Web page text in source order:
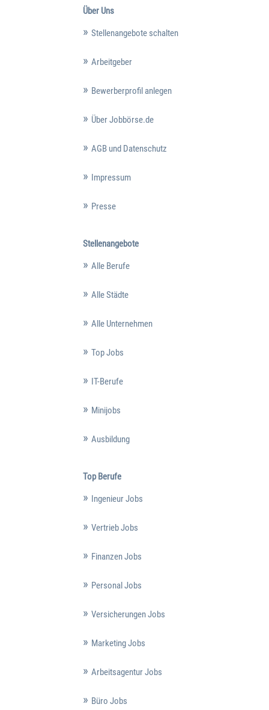
Über Uns
Stellenangebote schalten
Arbeitgeber
Bewerberprofil anlegen
Über Jobbörse.de
AGB und Datenschutz
Impressum
Presse
Stellenangebote
Alle Berufe
Alle Städte
Alle Unternehmen
Top Jobs
IT-Berufe
Minijobs
Ausbildung
Top Berufe
Ingenieur Jobs
Vertrieb Jobs
Finanzen Jobs
Personal Jobs
Versicherungen Jobs
Marketing Jobs
Arbeitsagentur Jobs
Büro Jobs